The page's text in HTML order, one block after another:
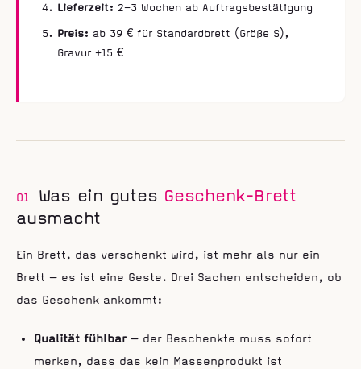
Lieferzeit: 2–3 Wochen ab Auftragsbestätigung
Preis: ab 39 € für Standardbrett (Größe S),
Gravur +15 €
01 Was ein gutes Geschenk-Brett
ausmacht
Ein Brett, das verschenkt wird, ist mehr als nur ein
Brett — es ist eine Geste. Drei Sachen entscheiden, ob
das Geschenk ankommt:
Qualität fühlbar — der Beschenkte muss sofort
merken, dass das kein Massenprodukt ist